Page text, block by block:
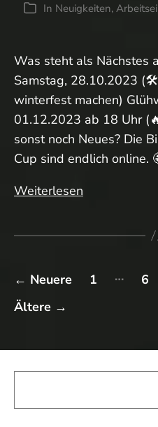
Kategorien
In Neuigkeiten,
Was steht als Nächstes
Samstag, 28.10.2023
winterfest machen)
01.12.2023 ab 18 Uhr
sonst noch Neues? Die
Cup sind endlich online.
Weiterlesen
der
← Neuere 1 … 6
Ältere →